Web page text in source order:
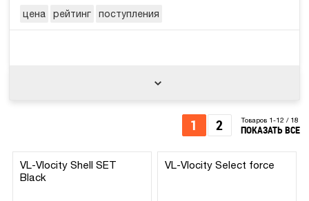
цена рейтинг поступления
1 2 Товаров 1-12 / 18
ПОКАЗАТЬ ВСЕ
VL-Vlocity Shell SET
Black
VL-Vlocity Select force